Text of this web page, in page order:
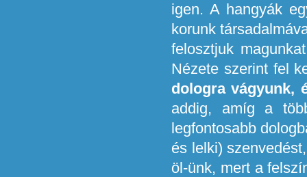
igen. A hangyák
korunk
felosztjuk
Nézete szerint fel
dologra vágyunk,
addig, amíg a
legfontosabb
és lelki)
öl-ünk, mert a